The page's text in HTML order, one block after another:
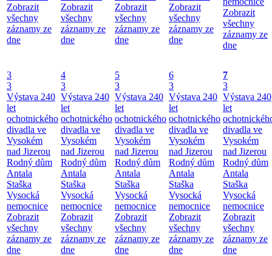
Zobrazit
všechny
záznamy ze
dne
Zobrazit
všechny
záznamy ze
dne
Zobrazit
všechny
záznamy ze
dne
Zobrazit
všechny
záznamy ze
dne
Zobrazit
všechny
záznamy ze
dne
3
3
Výstava 240
let
ochotnického
divadla ve
Vysokém
nad Jizerou
Rodný dům
Antala
Staška
Vysocká
nemocnice
Zobrazit
všechny
záznamy ze
dne
4
3
Výstava 240
let
ochotnického
divadla ve
Vysokém
nad Jizerou
Rodný dům
Antala
Staška
Vysocká
nemocnice
Zobrazit
všechny
záznamy ze
dne
5
3
Výstava 240
let
ochotnického
divadla ve
Vysokém
nad Jizerou
Rodný dům
Antala
Staška
Vysocká
nemocnice
Zobrazit
všechny
záznamy ze
dne
6
3
Výstava 240
let
ochotnického
divadla ve
Vysokém
nad Jizerou
Rodný dům
Antala
Staška
Vysocká
nemocnice
Zobrazit
všechny
záznamy ze
dne
7
3
Výstava 240
let
divadla ve
Vysokém
nad Jizerou
Rodný dům
Antala
Staška
Vysocká
nemocnice
Zobrazit
všechny
záznamy ze
dne